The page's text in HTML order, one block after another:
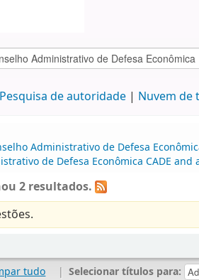
Pesquisa de autoridade Nuvem de
Administrativo de Defesa
de Defesa Econômica CADE
2 resultados.
tudo | Selecionar títulos para: